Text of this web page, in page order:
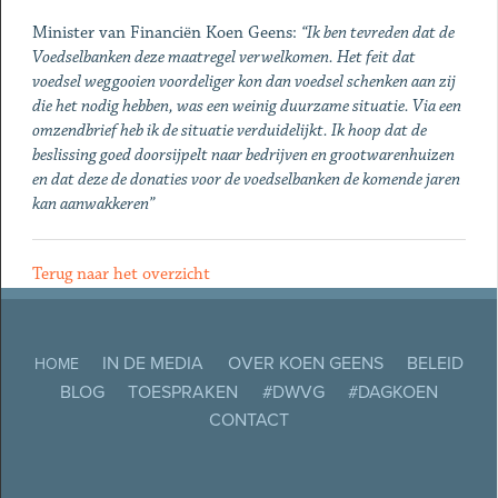
Minister van Financiën Koen Geens: “Ik ben tevreden dat de
Voedselbanken deze maatregel verwelkomen. Het feit dat
voedsel weggooien voordeliger kon dan voedsel schenken aan zij
die het nodig hebben, was een weinig duurzame situatie. Via een
omzendbrief heb ik de situatie verduidelijkt. Ik hoop dat de
beslissing goed doorsijpelt naar bedrijven en grootwarenhuizen
en dat deze de donaties voor de voedselbanken de komende jaren
kan aanwakkeren”
Terug naar het overzicht
HOME IN DE MEDIA OVER KOEN GEENS
BELEID
BLOG
TOESPRAKEN #DWVG
#DAGKOEN
CONTACT